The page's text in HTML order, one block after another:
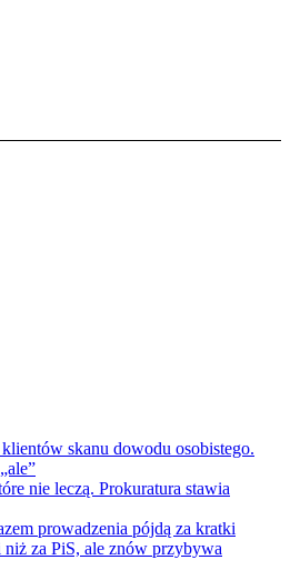
skanu dowodu osobistego.
nie leczą. Prokuratura stawia
prowadzenia pójdą za kratki
za PiS, ale znów przybywa